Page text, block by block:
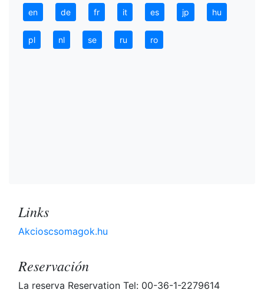
en de fr it es jp hu
pl nl se ru ro
Links
Akcioscsomagok.hu
Reservación
La reserva Reservation Tel: 00-36-1-2279614